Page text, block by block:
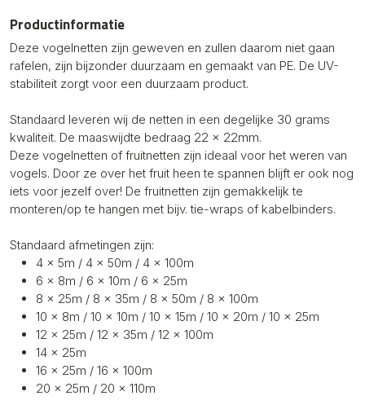
Productinformatie
Deze vogelnetten zijn geweven en zullen daarom niet gaan
rafelen, zijn bijzonder duurzaam en gemaakt van PE. De UV-
stabiliteit zorgt voor een duurzaam product.
Standaard leveren wij de netten in een degelijke 30 grams
kwaliteit. De maaswijdte bedraag 22 x 22mm.
Deze vogelnetten of fruitnetten zijn ideaal voor het weren van
vogels. Door ze over het fruit heen te spannen blijft er ook nog
iets voor jezelf over! De fruitnetten zijn gemakkelijk te
monteren/op te hangen met bijv. tie-wraps of kabelbinders.
Standaard afmetingen zijn:
4 x 5m / 4 x 50m / 4 x 100m
6 x 8m / 6 x 10m / 6 x 25m
8 x 25m / 8 x 35m / 8 x 50m / 8 x 100m
10 x 8m / 10 x 10m / 10 x 15m / 10 x 20m / 10 x 25m
12 x 25m / 12 x 35m / 12 x 100m
14 x 25m
16 x 25m / 16 x 100m
20 x 25m / 20 x 110m